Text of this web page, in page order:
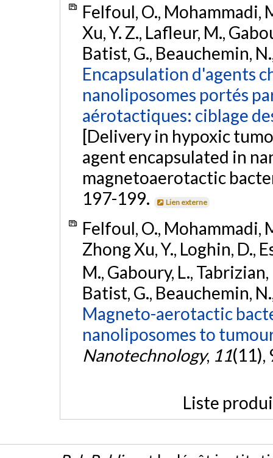
Felfoul, O., Mohammadi,
Xu, Y. Z., Lafleur, M.,
Batist, G., Beauchemin,
Encapsulation d'agents
nanoliposomes portés
aérotactiques: ciblage
[Delivery in hypoxic
agent encapsulated in
magnetoaerotactic
197-199.
Lien externe
Felfoul, O., Mohammadi,
Zhong Xu, Y., Loghin, D.,
M., Gaboury, L.,
Batist, G., Beauchemin,
Magneto-aerotactic
nanoliposomes to
Nanotechnology, 11(11),
Liste